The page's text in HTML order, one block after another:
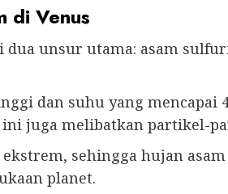
di Venus
unsur utama: asam
dan suhu yang
juga melibatkan partikel-
sehingga hujan
planet.